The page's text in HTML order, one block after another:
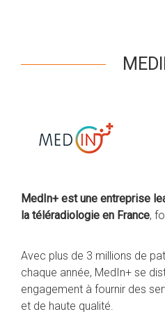
MedIn+ est une entreprise
la téléradiologie en France,
Avec plus de 3 millions de
chaque année, MedIn+ se
engagement à fournir des
et de haute qualité.